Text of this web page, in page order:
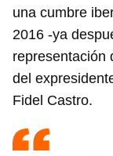
una cumbre
2016 -ya
representación
del
Fidel Castro.